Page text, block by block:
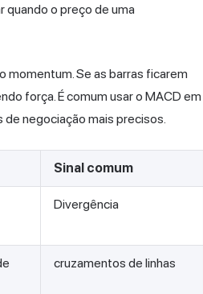
quando o preço de uma
momentum. Se as barras ficarem
força. É comum usar o MACD em
negociação mais precisos.
Sinal comum
Divergência
cruzamentos de linhas